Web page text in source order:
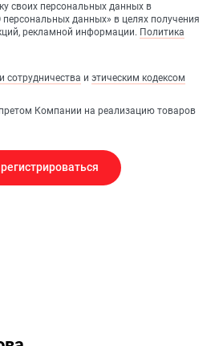
своих персональных данных в
персональных данных» в целях получения
рекламной информации. Политика
сотрудничества и этическим кодексом
Компании на реализацию товаров